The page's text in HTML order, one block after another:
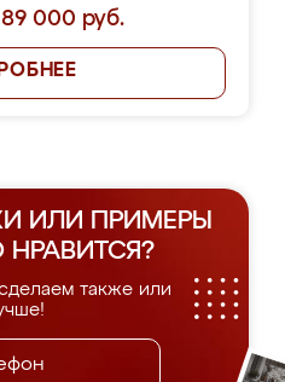
000 руб.
ИЛИ ПРИМЕРЫ
НРАВИТСЯ?
также или